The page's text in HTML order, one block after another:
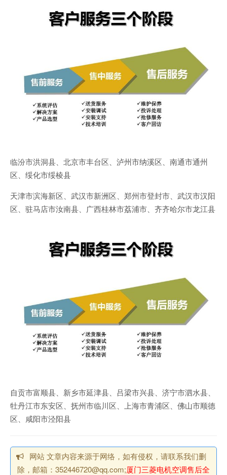
临汾市洪洞县、北京市丰台区、泸州市纳溪区、南通市通州
区、绥化市绥棱县
天津市滨海新区、武汉市新洲区、郑州市登封市、武汉市汉阳
区、驻马店市汝南县、广西桂林市荔浦市、齐齐哈尔市龙江县
自贡市富顺县、新乡市延津县、吕梁市兴县、济宁市泗水县、
牡丹江市东安区、抚州市临川区、上海市青浦区、佛山市顺德
区、咸阳市泾阳县
网站 文章内容来源于网络，如有侵权，请联系我们删
除，邮箱：352446720@qq.com;厦门三菱电机空调售后全